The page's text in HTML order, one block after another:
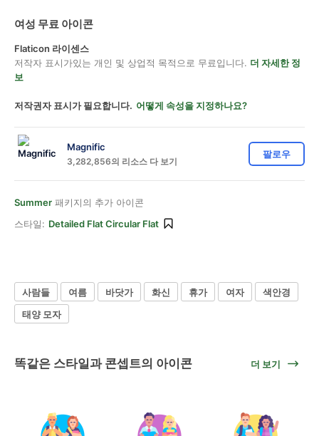
여성 무료 아이콘
Flaticon 라이센스
저작자 표시가있는 개인 및 상업적 목적으로 무료입니다. 더 자세한 정
보
저작권자 표시가 필요합니다. 어떻게 속성을 지정하나요?
Magnific
3,282,856의 리소스 다 보기
팔로우
Summer 패키지의 추가 아이콘
스타일: Detailed Flat Circular Flat
사람들 여름 바닷가 화신 휴가 여자
색안경
태양 모자
똑같은 스타일과 콘셉트의 아이콘 더 보기